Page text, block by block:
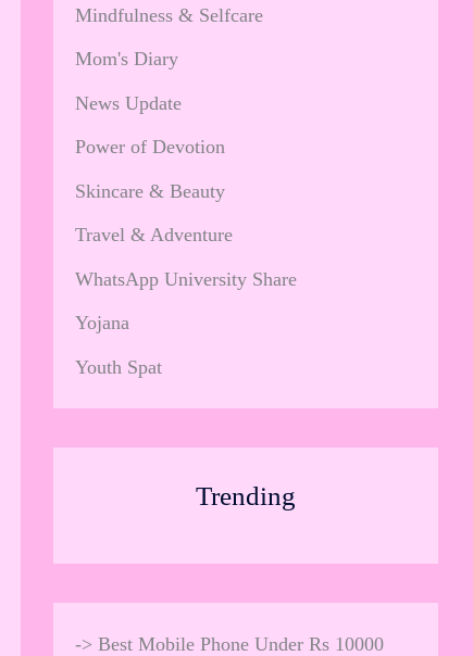
Mindfulness & Selfcare
Mom's Diary
News Update
Power of Devotion
Skincare & Beauty
Travel & Adventure
WhatsApp University Share
Yojana
Youth Spat
Trending
-> Best Mobile Phone Under Rs 10000